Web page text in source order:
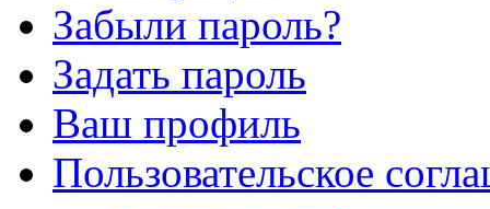
Забыли пароль?
Задать пароль
Ваш профиль
Пользовательское